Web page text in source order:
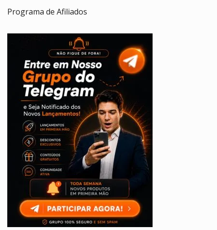
Programa de Afiliados